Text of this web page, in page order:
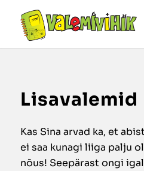
Lisavalemid
Kas Sina arvad ka, et
ei saa kunagi liiga palju
nõus! Seepärast ongi